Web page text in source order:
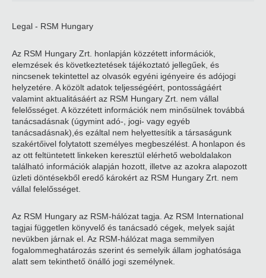
Legal - RSM Hungary
Az RSM Hungary Zrt. honlapján közzétett információk,
elemzések és következtetések tájékoztató jellegűek, és
nincsenek tekintettel az olvasók egyéni igényeire és adójogi
helyzetére. A közölt adatok teljességéért, pontosságáért
valamint aktualitásáért az RSM Hungary Zrt. nem vállal
felelősséget. A közzétett információk nem minősülnek továbbá
tanácsadásnak (úgymint adó-, jogi- vagy egyéb
tanácsadásnak),és ezáltal nem helyettesítik a társaságunk
szakértőivel folytatott személyes megbeszélést. A honlapon és
az ott feltüntetett linkeken keresztül elérhető weboldalakon
található információk alapján hozott, illetve az azokra alapozott
üzleti döntésekből eredő károkért az RSM Hungary Zrt. nem
vállal felelősséget.
Az RSM Hungary az RSM-hálózat tagja. Az RSM International
tagjai független könyvelő és tanácsadó cégek, melyek saját
nevükben járnak el. Az RSM-hálózat maga semmilyen
fogalommeghatározás szerint és semelyik állam joghatósága
alatt sem tekinthető önálló jogi személynek.